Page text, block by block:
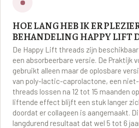
HOE LANG HEB IK ER
BEHANDELING HAPPY LIFT
De Happy Lift threads zijn
een absorbeerbare versie. De Praktijk
gebruikt alleen maar de oplosbare
van poly-lactic-caprolactone, een
threads lossen na 12 tot 15 maanden
liftende effect blijft een stuk langer
doordat er collageen is aangemaakt.
langdurend resultaat dat wel 5 tot 6